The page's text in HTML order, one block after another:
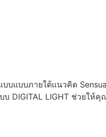
บแบบภายใต้แนวคิด
บ DIGITAL LIGHT ช่วยใ